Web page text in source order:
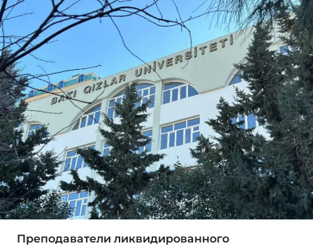
Преподаватели ликвидированного